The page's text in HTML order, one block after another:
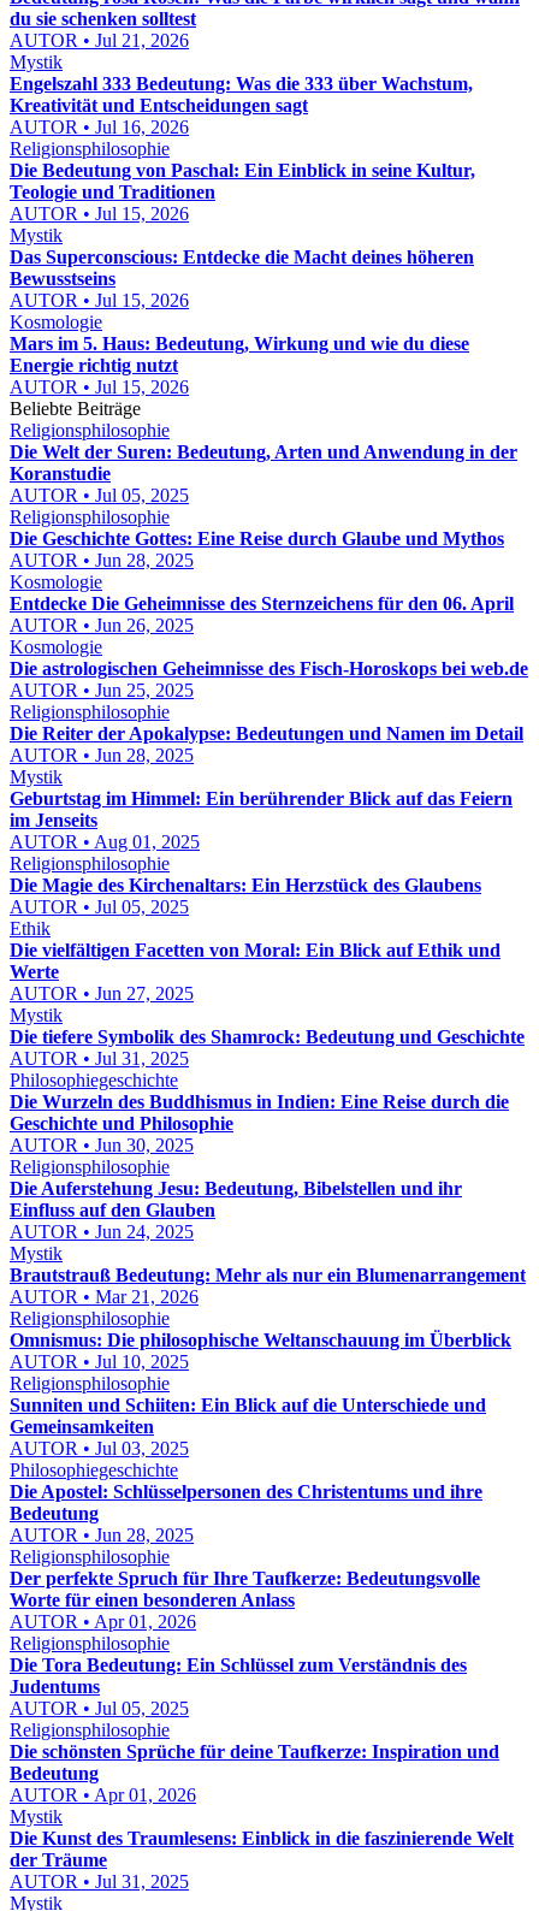
du sie schenken solltest
AUTOR • Jul 21, 2026
Mystik
Engelszahl 333 Bedeutung: Was die 333 über Wachstum,
Kreativität und Entscheidungen sagt
AUTOR • Jul 16, 2026
Religionsphilosophie
Die Bedeutung von Paschal: Ein Einblick in seine Kultur,
Teologie und Traditionen
AUTOR • Jul 15, 2026
Mystik
Das Superconscious: Entdecke die Macht deines höheren
Bewusstseins
AUTOR • Jul 15, 2026
Kosmologie
Mars im 5. Haus: Bedeutung, Wirkung und wie du diese
Energie richtig nutzt
AUTOR • Jul 15, 2026
Beliebte Beiträge
Religionsphilosophie
Die Welt der Suren: Bedeutung, Arten und Anwendung in der
Koranstudie
AUTOR • Jul 05, 2025
Religionsphilosophie
Die Geschichte Gottes: Eine Reise durch Glaube und Mythos
AUTOR • Jun 28, 2025
Kosmologie
Entdecke Die Geheimnisse des Sternzeichens für den 06. April
AUTOR • Jun 26, 2025
Kosmologie
Die astrologischen Geheimnisse des Fisch-Horoskops bei web.de
AUTOR • Jun 25, 2025
Religionsphilosophie
Die Reiter der Apokalypse: Bedeutungen und Namen im Detail
AUTOR • Jun 28, 2025
Mystik
Geburtstag im Himmel: Ein berührender Blick auf das Feiern
im Jenseits
AUTOR • Aug 01, 2025
Religionsphilosophie
Die Magie des Kirchenaltars: Ein Herzstück des Glaubens
AUTOR • Jul 05, 2025
Ethik
Die vielfältigen Facetten von Moral: Ein Blick auf Ethik und
Werte
AUTOR • Jun 27, 2025
Mystik
Die tiefere Symbolik des Shamrock: Bedeutung und Geschichte
AUTOR • Jul 31, 2025
Philosophiegeschichte
Die Wurzeln des Buddhismus in Indien: Eine Reise durch die
Geschichte und Philosophie
AUTOR • Jun 30, 2025
Religionsphilosophie
Die Auferstehung Jesu: Bedeutung, Bibelstellen und ihr
Einfluss auf den Glauben
AUTOR • Jun 24, 2025
Mystik
Brautstrauß Bedeutung: Mehr als nur ein Blumenarrangement
AUTOR • Mar 21, 2026
Religionsphilosophie
Omnismus: Die philosophische Weltanschauung im Überblick
AUTOR • Jul 10, 2025
Religionsphilosophie
Sunniten und Schiiten: Ein Blick auf die Unterschiede und
Gemeinsamkeiten
AUTOR • Jul 03, 2025
Philosophiegeschichte
Die Apostel: Schlüsselpersonen des Christentums und ihre
Bedeutung
AUTOR • Jun 28, 2025
Religionsphilosophie
Der perfekte Spruch für Ihre Taufkerze: Bedeutungsvolle
Worte für einen besonderen Anlass
AUTOR • Apr 01, 2026
Religionsphilosophie
Die Tora Bedeutung: Ein Schlüssel zum Verständnis des
Judentums
AUTOR • Jul 05, 2025
Religionsphilosophie
Die schönsten Sprüche für deine Taufkerze: Inspiration und
Bedeutung
AUTOR • Apr 01, 2026
Mystik
Die Kunst des Traumlesens: Einblick in die faszinierende Welt
der Träume
AUTOR • Jul 31, 2025
Mystik